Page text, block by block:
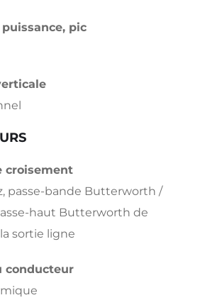
pic
croisement
passe-bande Butterworth /
haut Butterworth de
sortie ligne
conducteur